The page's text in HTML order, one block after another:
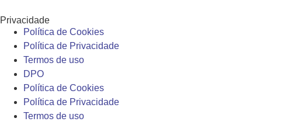
Privacidade
Política de Cookies
Política de Privacidade
Termos de uso
DPO
Política de Cookies
Política de Privacidade
Termos de uso